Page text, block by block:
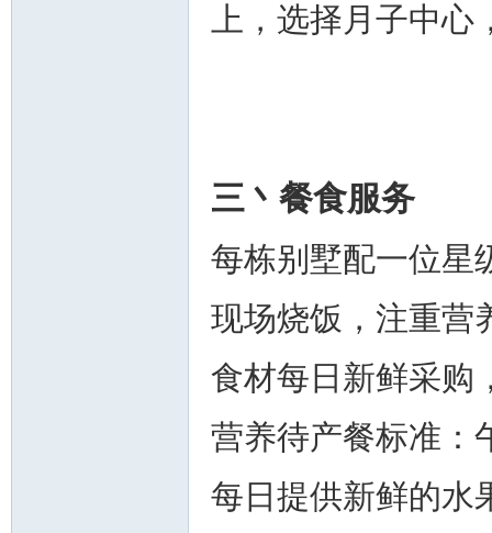
上，选择月子中心
三丶餐食服务
每栋别墅配一位星
现场烧饭，注重营
食材每日新鲜采购
营养待产餐标准：
每日提供新鲜的水